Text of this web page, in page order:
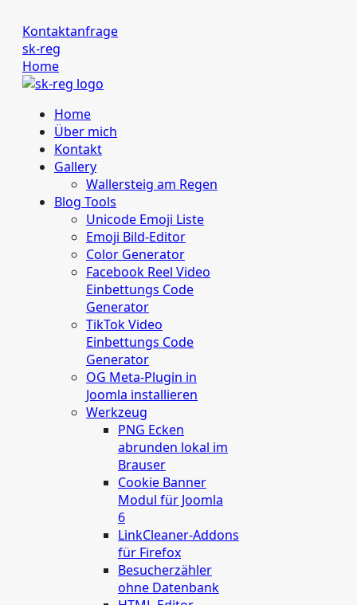
Kontaktanfrage
sk-reg
Home
Home
Über mich
Kontakt
Gallery
Wallersteig am Regen
Blog Tools
Unicode Emoji Liste
Emoji Bild‑Editor
Color Generator
Facebook Reel Video
Einbettungs Code
Generator
TikTok Video
Einbettungs Code
Generator
OG Meta‑Plugin in
Joomla installieren
Werkzeug
PNG Ecken
abrunden lokal im
Brauser
Cookie Banner
Modul für Joomla
6
LinkCleaner‑Addons
für Firefox
Besucherzähler
ohne Datenbank